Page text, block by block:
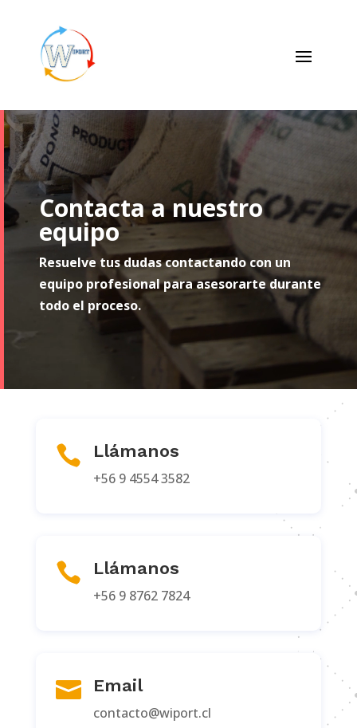
Reproductor
de
vídeo
Contacta a nuestro
equipo
Resuelve tus dudas contactando con un
equipo profesional para asesorarte durante
todo el proceso.
 Llámanos
+56 9 4554 3582
 Llámanos
+56 9 8762 7824
 Email
contacto@wiport.cl